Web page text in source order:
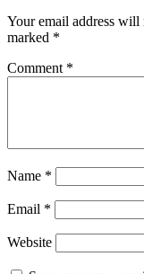
Your email address will
marked *
Comment *
Name *
Email *
Website